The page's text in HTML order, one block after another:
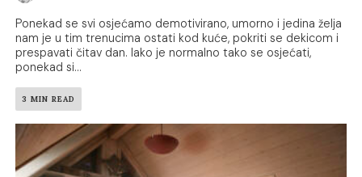
Ponekad se svi osjećamo demotivirano, umorno i jedina želja
nam je u tim trenucima ostati kod kuće, pokriti se dekicom i
prespavati čitav dan. Iako je normalno tako se osjećati,
ponekad si...
3 MIN READ